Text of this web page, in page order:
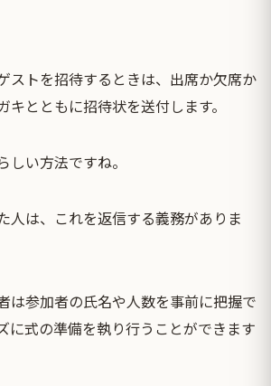
ストを招待するときは、出席か欠席か
キとともに招待状を送付します。
しい方法ですね。
人は、これを返信する義務がありま
は参加者の氏名や人数を事前に把握で
に式の準備を執り行うことができます